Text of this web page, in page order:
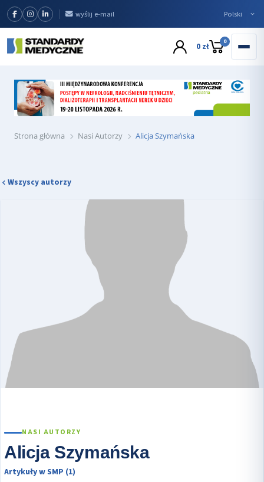
wyślij e-mail
0 zł 0
Strona główna Nasi Autorzy Alicja Szymańska
Wszyscy autorzy
NASI AUTORZY
Alicja Szymańska
Artykuły w SMP (1)